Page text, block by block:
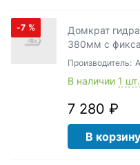
-7 %
Домкрат
380мм с
Производитель:
В наличии 1 шт.
7 280 ₽
В корзину